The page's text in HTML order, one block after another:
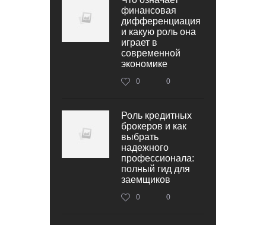
финансовая
дифференциация
и какую роль она
играет в
современной
экономике
0 0
Роль кредитных
брокеров и как
выбрать
надежного
профессионала:
полный гид для
заемщиков
0 0